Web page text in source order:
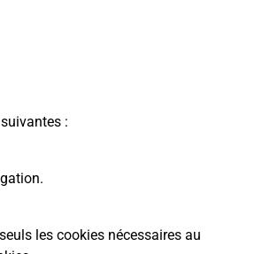
:
les cookies nécessaires au